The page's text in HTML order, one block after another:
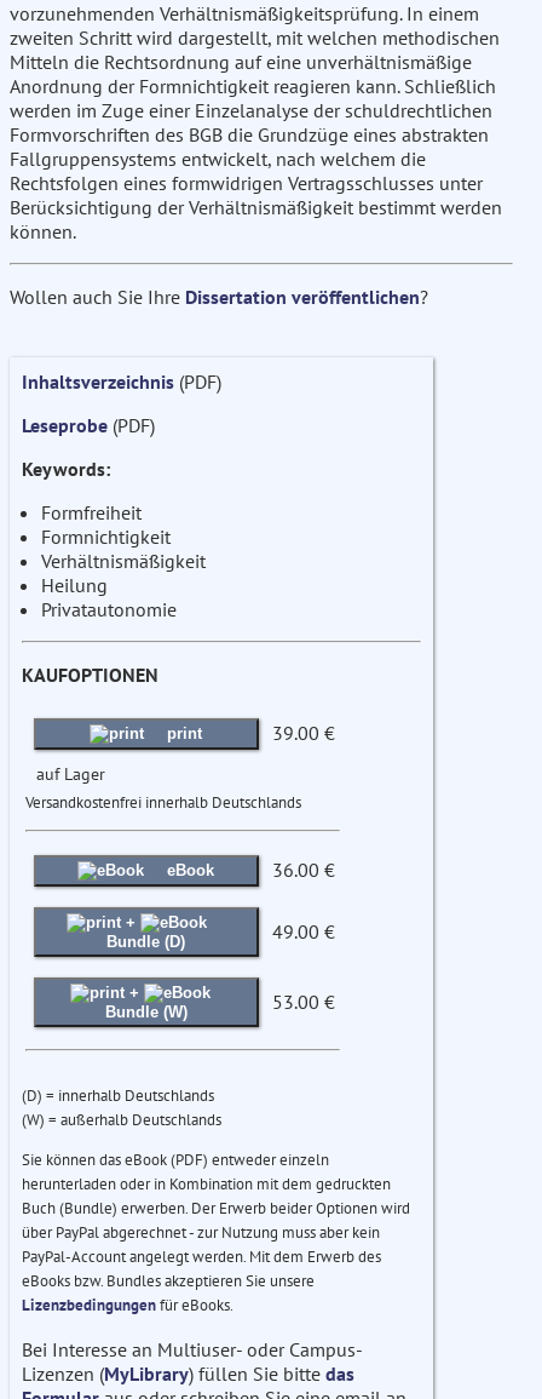
vorzunehmenden Verhältnismäßigkeitsprüfung. In einem
zweiten Schritt wird dargestellt, mit welchen methodischen
Mitteln die Rechtsordnung auf eine unverhältnismäßige
Anordnung der Formnichtigkeit reagieren kann. Schließlich
werden im Zuge einer Einzelanalyse der schuldrechtlichen
Formvorschriften des BGB die Grundzüge eines abstrakten
Fallgruppensystems entwickelt, nach welchem die
Rechtsfolgen eines formwidrigen Vertragsschlusses unter
Berücksichtigung der Verhältnismäßigkeit bestimmt werden
können.
Wollen auch Sie Ihre Dissertation veröffentlichen?
Inhaltsverzeichnis (PDF)
Leseprobe (PDF)
Keywords:
Formfreiheit
Formnichtigkeit
Verhältnismäßigkeit
Heilung
Privatautonomie
KAUFOPTIONEN
print 39.00 €
auf Lager
Versandkostenfrei innerhalb Deutschlands
eBook 36.00 €
+
Bundle (D)
49.00 €
+
Bundle (W)
53.00 €
(D) = innerhalb Deutschlands
(W) = außerhalb Deutschlands
Sie können das eBook (PDF) entweder einzeln
herunterladen oder in Kombination mit dem gedruckten
Buch (Bundle) erwerben. Der Erwerb beider Optionen wird
über PayPal abgerechnet - zur Nutzung muss aber kein
PayPal-Account angelegt werden. Mit dem Erwerb des
eBooks bzw. Bundles akzeptieren Sie unsere
Lizenzbedingungenfür eBooks.
Bei Interesse an Multiuser- oder Campus-
Lizenzen (MyLibrary) füllen Sie bitte das